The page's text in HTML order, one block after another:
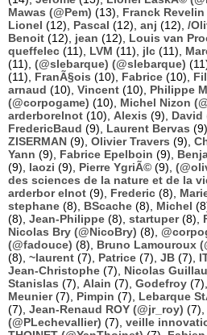
Mawas (@Pem) (13), Franck
Lionel (12), Pascal (12), anj (12), /
Benoit (12), jean (12), Louis van
queffelec (11), LVM (11), jlc (11),
(11), (@slebarque) (@slebarque)
(11), FranÃ§ois (10), Fabrice (10),
arnaud (10), Vincent (10), Philippe
(@corpogame) (10), Michel Nizon
arderborelnot (10), Alexis (9), David
FredericBaud (9), Laurent Bervas (9),
ZISERMAN (9), Olivier Travers (9),
Yann (9), Fabrice Epelboin (9),
(9), laozi (9), Pierre YgriÃ© (9),
des sciences de la nature et de la
arderbor elnot (9), Frederic (8),
stephane (8), BScache (8), Michel
(8), Jean-Philippe (8), startuper(8),
Nicolas Bry (@NicoBry) (8),
(@fadouce) (8), Bruno Lamouroux
(8), ~laurent (7), Patrice (7), JB (7),
Jean-Christophe (7), Nicolas
Stanislas (7), Alain (7), Godefroy (7),
Meunier(7), Pimpin (7), Lebarque
(7), Jean-Renaud ROY (@jr_roy) (7),
(@PLechevallier) (7), veille